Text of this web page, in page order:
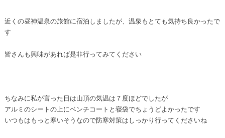
近くの昼神温泉の旅館に宿泊しましたが、温泉もとても気持ち良かったで
す
皆さんも興味があれば是非行ってみてください
ちなみに私が言った日は山頂の気温は７度ほどでしたが
アルミのシートの上にベンチコートと寝袋でちょうどよかったです
いつもはもっと寒いそうなので防寒対策はしっかり行ってくださいね